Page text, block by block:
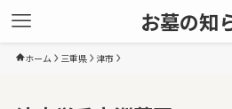
お墓の知
ホーム 三重県 津市